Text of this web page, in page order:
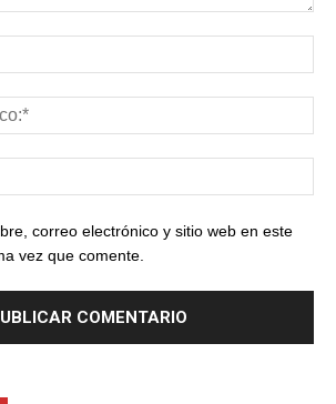
correo electrónico y sitio web en este
vez que comente.